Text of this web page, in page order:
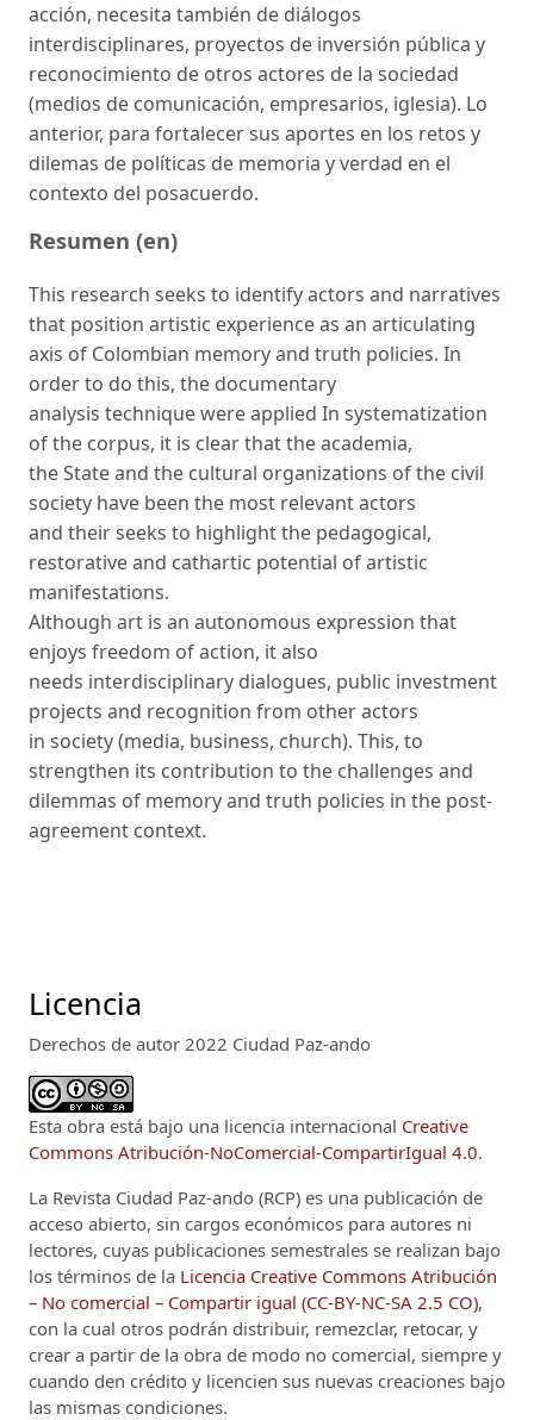
acción, necesita también de diálogos
interdisciplinares, proyectos de inversión pública y
reconocimiento de otros actores de la sociedad
(medios de comunicación, empresarios, iglesia). Lo
anterior, para fortalecer sus aportes en los retos y
dilemas de políticas de memoria y verdad en el
contexto del posacuerdo.
Resumen (en)
This research seeks to identify actors and narratives
that position artistic experience as an articulating
axis of Colombian memory and truth policies. In
order to do this, the documentary
analysis technique were applied In systematization
of the corpus, it is clear that the academia,
the State and the cultural organizations of the civil
society have been the most relevant actors
and their seeks to highlight the pedagogical,
restorative and cathartic potential of artistic
manifestations.
Although art is an autonomous expression that
enjoys freedom of action, it also
needs interdisciplinary dialogues, public investment
projects and recognition from other actors
in society (media, business, church). This, to
strengthen its contribution to the challenges and
dilemmas of memory and truth policies in the post-
agreement context.
Licencia
Derechos de autor 2022 Ciudad Paz-ando
Esta obra está bajo una licencia internacional Creative
Commons Atribución-NoComercial-CompartirIgual 4.0.
La Revista Ciudad Paz-ando (RCP) es una publicación de
acceso abierto, sin cargos económicos para autores ni
lectores, cuyas publicaciones semestrales se realizan bajo
los términos de la Licencia Creative Commons Atribución
– No comercial – Compartir igual (CC-BY-NC-SA 2.5 CO),
con la cual otros podrán distribuir, remezclar, retocar, y
crear a partir de la obra de modo no comercial, siempre y
cuando den crédito y licencien sus nuevas creaciones bajo
las mismas condiciones.